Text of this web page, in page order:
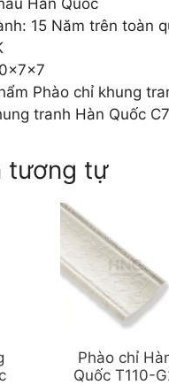
Hàn Quốc
15 Năm trên toàn
Phào chỉ khung
tranh Hàn Quốc
tương tự
Phào chỉ
Quốc T110-